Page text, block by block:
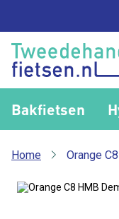
Bakfietsen
Home Orange